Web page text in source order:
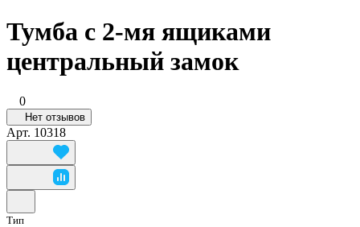
Тумба с 2-мя ящиками
центральный замок
0
Нет отзывов
Арт. 10318
Тип